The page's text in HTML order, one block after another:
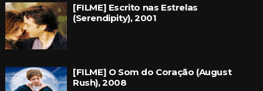
[FILME] Escrito nas Estrelas
(Serendipity), 2001
[FILME] O Som do Coração (August
Rush), 2008